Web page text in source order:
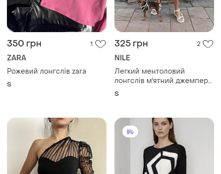
350 грн 1
ZARA
Рожевий лонгслів zara
S
325 грн 2
NILE
Легкий ментоловий
лонгслів м'ятний джемпер
класика унісекс капсула
S